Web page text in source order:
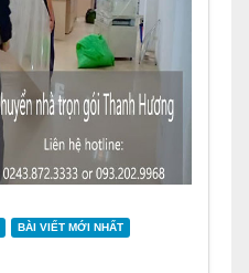
BÀI VIẾT MỚI NHẤT